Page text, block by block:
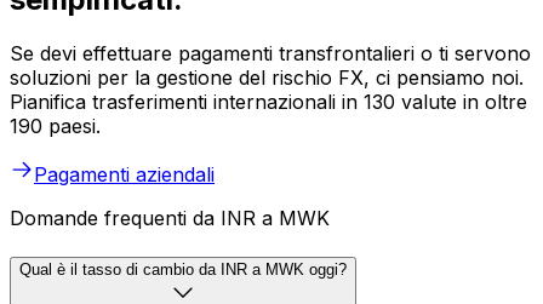
Se devi effettuare pagamenti transfrontalieri o ti servono
soluzioni per la gestione del rischio FX, ci pensiamo noi.
Pianifica trasferimenti internazionali in 130 valute in oltre
190 paesi.
Pagamenti aziendali
Domande frequenti da INR a MWK
Qual è il tasso di cambio da INR a MWK oggi?